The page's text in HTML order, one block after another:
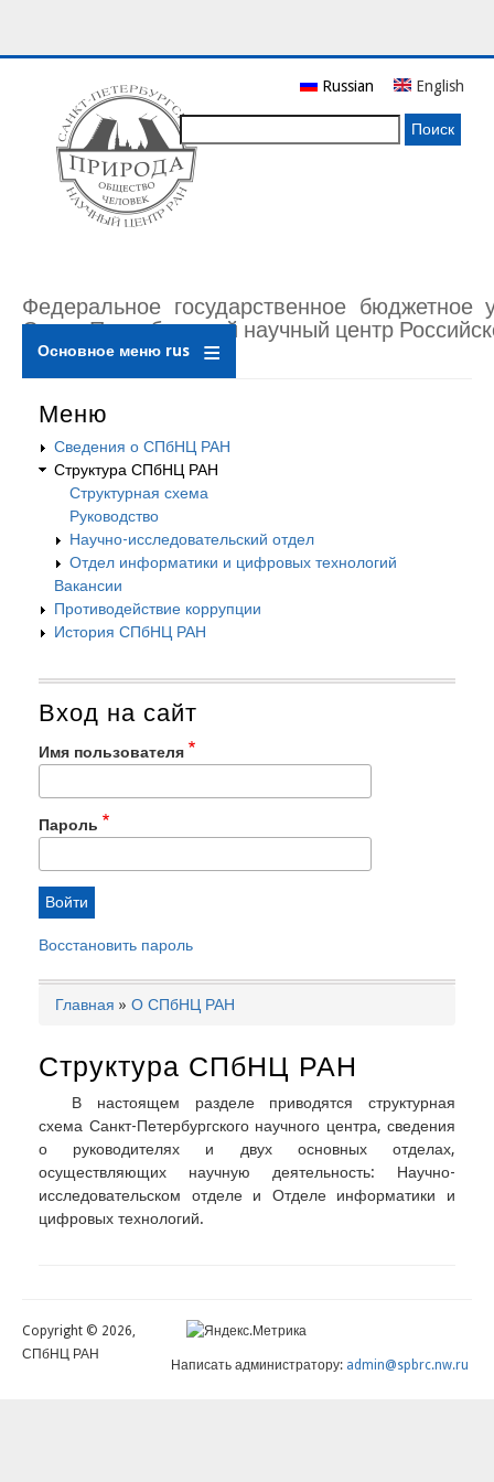
основному
содержанию
Федеральное государственное бюджетное
Санкт-Петербургский научный центр
Russian English
Основное меню rus
Меню
Сведения о СПбНЦ РАН
Структура СПбНЦ РАН
Структурная схема
Руководство
Научно-исследовательский отдел
Отдел информатики и цифровых технологий
Вакансии
Противодействие коррупции
История СПбНЦ РАН
Вход на сайт
Имя пользователя
Пароль
Восстановить пароль
Строка
Главная О СПбНЦ РАН
Структура СПбНЦ РАН
В настоящем разделе приводятся структурная
схема Санкт-Петербургского научного центра, сведения
о руководителях и двух основных отделах,
осуществляющих научную деятельность: Научно-
исследовательском отделе и Отделе информатики и
цифровых технологий.
Copyright © 2026,
СПбНЦ РАН
Написать администратору: admin@spbrc.nw.ru